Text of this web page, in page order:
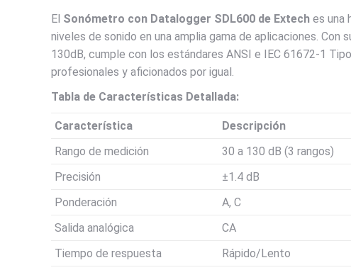
El Sonómetro con Datalogger SDL600 de Extech es una
niveles de sonido en una amplia gama de aplicaciones.
130dB, cumple con los estándares ANSI e IEC 61672-1
profesionales y aficionados por igual.
Tabla de Características Detallada:
Característica
Descripción
Rango de medición
30 a 130 dB (3 rangos)
Precisión
±1.4 dB
Ponderación
A, C
Salida analógica
CA
Tiempo de respuesta
Rápido/Lento